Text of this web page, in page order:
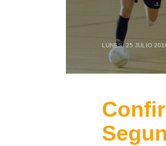
LUNES, 25 JULIO